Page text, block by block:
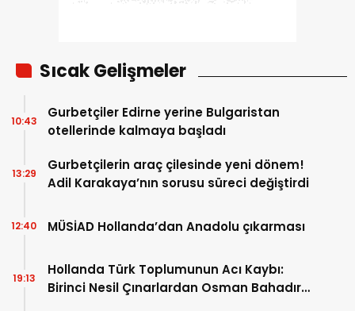
Sıcak Gelişmeler
Gurbetçiler Edirne yerine Bulgaristan
otellerinde kalmaya başladı
10:43
Gurbetçilerin araç çilesinde yeni dönem!
Adil Karakaya’nın sorusu süreci değiştirdi
13:29
MÜSİAD Hollanda’dan Anadolu çıkarması
12:40
Hollanda Türk Toplumunun Acı Kaybı:
Birinci Nesil Çınarlardan Osman Bahadır
19:13